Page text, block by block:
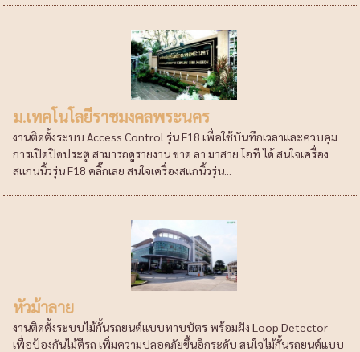
ม.เทคโนโลยีราชมงคลพระนคร
งานติดตั้งระบบ Access Control รุ่น F18 เพื่อใช้บันทึกเวลาและควบคุม
การเปิดปิดประตู สามารถดูรายงาน ขาด ลา มาสาย โอที ได้ สนใจเครื่อง
สแกนนิ้วรุ่น F18 คลิ๊กเลย สนใจเครื่องสแกนิ้วรุ่น...
หัวม้าลาย
งานติดตั้งระบบไม้กั้นรถยนต์แบบทาบบัตร พร้อมฝัง Loop Detector
เพื่อป้องกันไม้ตีรถ เพิ่มความปลอดภัยขึ้นอีกระดับ สนใจไม้กั้นรถยนต์แบบ